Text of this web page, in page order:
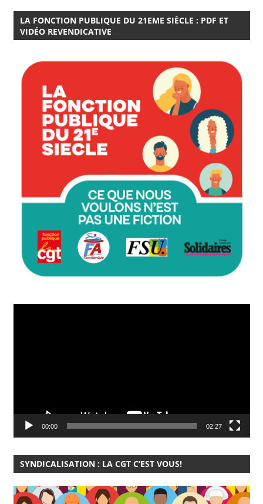
LA FONCTION PUBLIQUE DU 21EME SIÈCLE : PDF ET
VIDÉO REVENDICATIVE
00:00 02:27
SYNDICALISATION : LA CGT C’EST VOUS!